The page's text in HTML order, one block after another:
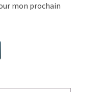
mon prochain